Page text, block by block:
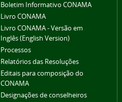
Boletim Informativo CONAMA
Livro CONAMA
Livro CONAMA - Versão em
Inglês (English Version)
Processos
Relatórios das Resoluções
Editais para composição do
CONAMA
Designações de conselheiros